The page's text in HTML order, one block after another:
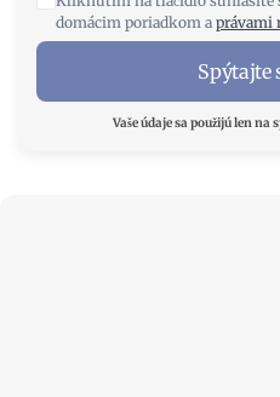
domácim poriadkom a právami
Spýtajte
Vaše údaje sa použijú len